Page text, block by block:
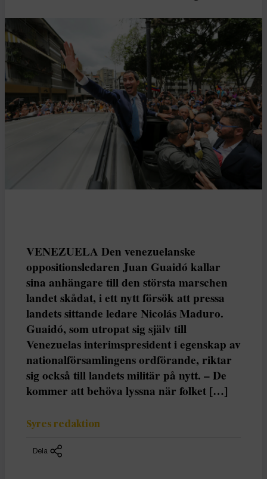
VENEZUELA Den venezuelanske
oppositionsledaren Juan Guaidó kallar
sina anhängare till den största marschen
landet skådat, i ett nytt försök att pressa
landets sittande ledare Nicolás Maduro.
Guaidó, som utropat sig själv till
Venezuelas interimspresident i egenskap av
nationalförsamlingens ordförande, riktar
sig också till landets militär på nytt. – De
kommer att behöva lyssna när folket […]
Syres redaktion
Dela